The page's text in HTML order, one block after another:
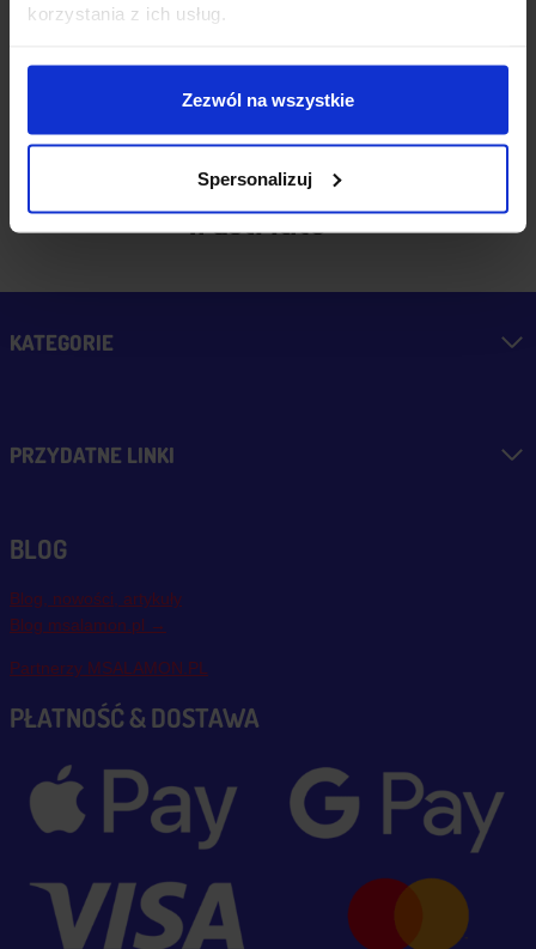
korzystania z ich usług.
Zezwól na wszystkie
Spersonalizuj
zebranych i zweryfikowanych
KATEGORIE
PRZYDATNE LINKI
BLOG
Blog, nowości, artykuły
Blog msalamon.pl →
Partnerzy MSALAMON.PL
PŁATNOŚĆ & DOSTAWA